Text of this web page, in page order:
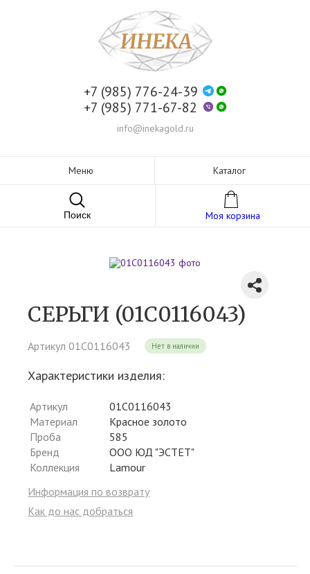
+7 (985) 776-24-39
+7 (985) 771-67-82
info@inekagold.ru
Меню Каталог
Поиск Моя корзина
СЕРЬГИ (01С0116043)
Артикул 01С0116043 Нет в наличии
Характеристики изделия:
Артикул
01С0116043
Материал
Красное золото
Проба
585
Бренд
ООО ЮД "ЭСТЕТ"
Коллекция
Lamour
Информация по возврату
Как до нас добраться